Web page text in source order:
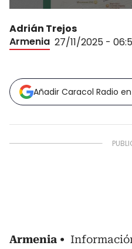
Adrián Trejos
Armenia 27/11/2025 -
Añadir Caracol Radio
Armenia